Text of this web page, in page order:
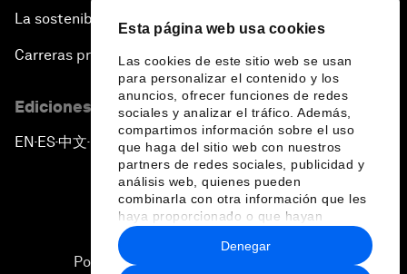
Esta página web usa cookies
Las cookies de este sitio web se usan
para personalizar el contenido y los
anuncios, ofrecer funciones de redes
sociales y analizar el tráfico. Además,
compartimos información sobre el uso
que haga del sitio web con nuestros
partners de redes sociales, publicidad y
análisis web, quienes pueden
combinarla con otra información que les
haya proporcionado o que hayan
recopilado a partir del uso que haya
hecho de sus servicios.
Denegar
La sostenibilidad en el Foro
Carreras profesionales
Ediciones en otros idiomas
EN ▪ ES▪中文▪ 日本語
Política de privacidad y normas de uso